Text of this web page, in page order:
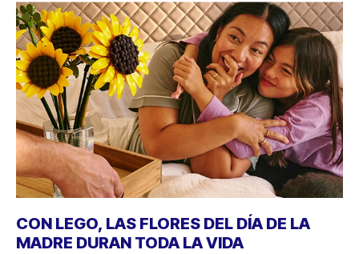
CON LEGO, LAS FLORES DEL DÍA DE LA
MADRE DURAN TODA LA VIDA